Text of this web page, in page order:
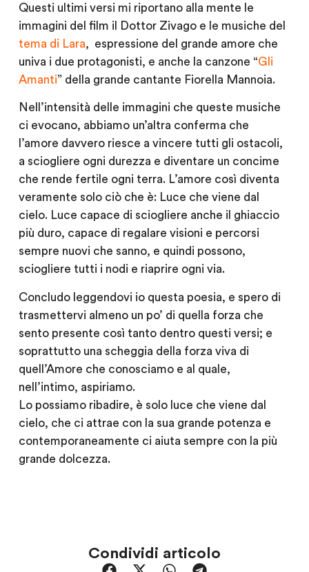
Questi ultimi versi mi riportano alla mente le
immagini del film il Dottor Zivago e le musiche del
tema di Lara, espressione del grande amore che
univa i due protagonisti, e anche la canzone “Gli
Amanti” della grande cantante Fiorella Mannoia.
Nell’intensità delle immagini che queste musiche
ci evocano, abbiamo un’altra conferma che
l’amore davvero riesce a vincere tutti gli ostacoli,
a sciogliere ogni durezza e diventare un concime
che rende fertile ogni terra. L’amore così diventa
veramente solo ciò che è: Luce che viene dal
cielo. Luce capace di sciogliere anche il ghiaccio
più duro, capace di regalare visioni e percorsi
sempre nuovi che sanno, e quindi possono,
sciogliere tutti i nodi e riaprire ogni via.
Concludo leggendovi io questa poesia, e spero di
trasmettervi almeno un po’ di quella forza che
sento presente così tanto dentro questi versi; e
soprattutto una scheggia della forza viva di
quell’Amore che conosciamo e al quale,
nell’intimo, aspiriamo.
Lo possiamo ribadire, è solo luce che viene dal
cielo, che ci attrae con la sua grande potenza e
contemporaneamente ci aiuta sempre con la più
grande dolcezza.
Condividi articolo